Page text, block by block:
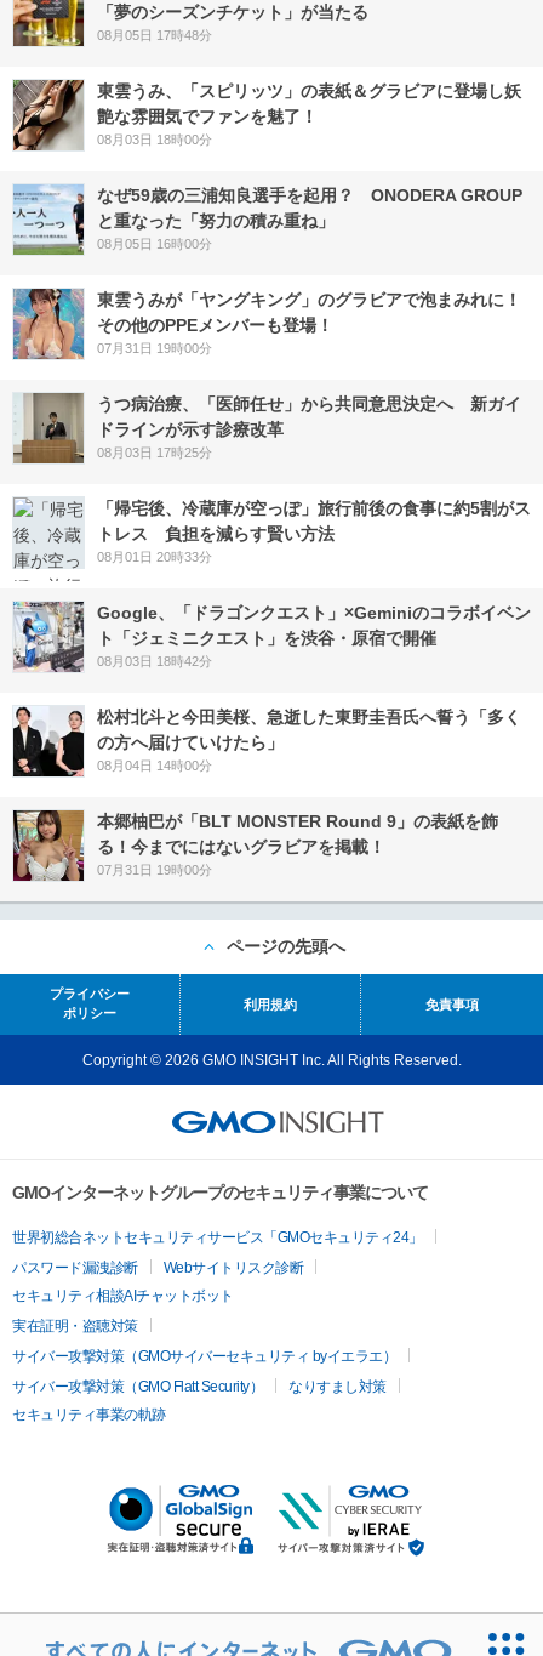
「夢のシーズンチケット」が当たる
08月05日 17時48分
東雲うみ、「スピリッツ」の表紙＆グラビアに登場し妖
艶な雰囲気でファンを魅了！
08月03日 18時00分
なぜ59歳の三浦知良選手を起用？ ONODERA GROUP
と重なった「努力の積み重ね」
08月05日 16時00分
東雲うみが「ヤングキング」のグラビアで泡まみれに！
その他のPPEメンバーも登場！
07月31日 19時00分
うつ病治療、「医師任せ」から共同意思決定へ 新ガイ
ドラインが示す診療改革
08月03日 17時25分
「帰宅後、冷蔵庫が空っぽ」旅行前後の食事に約5割がス
トレス 負担を減らす賢い方法
08月01日 20時33分
Google、「ドラゴンクエスト」×Geminiのコラボイベン
ト「ジェミニクエスト」を渋谷・原宿で開催
08月03日 18時42分
松村北斗と今田美桜、急逝した東野圭吾氏へ誓う「多く
の方へ届けていけたら」
08月04日 14時00分
本郷柚巴が「BLT MONSTER Round 9」の表紙を飾
る！今までにはないグラビアを掲載！
07月31日 19時00分
ページの先頭へ
プライバシー
ポリシー
利用規約 免責事項
Copyright © 2026 GMO INSIGHT Inc. All Rights Reserved.
GMOインターネットグループのセキュリティ事業について
世界初総合ネットセキュリティサービス「GMOセキュリティ24」
パスワード漏洩診断
Webサイトリスク診断
セキュリティ相談AIチャットボット
実在証明・盗聴対策
サイバー攻撃対策（GMOサイバーセキュリティ byイエラエ）
サイバー攻撃対策（GMO Flatt Security）
なりすまし対策
セキュリティ事業の軌跡